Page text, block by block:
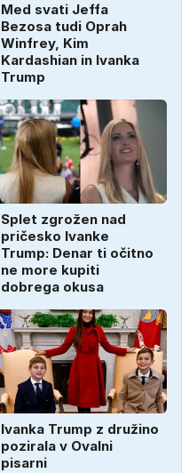
Med svati Jeffa
Bezosa tudi Oprah
Winfrey, Kim
Kardashian in Ivanka
Trump
Splet zgrožen nad
pričesko Ivanke
Trump: Denar ti očitno
ne more kupiti
dobrega okusa
Ivanka Trump z družino
pozirala v Ovalni
pisarni